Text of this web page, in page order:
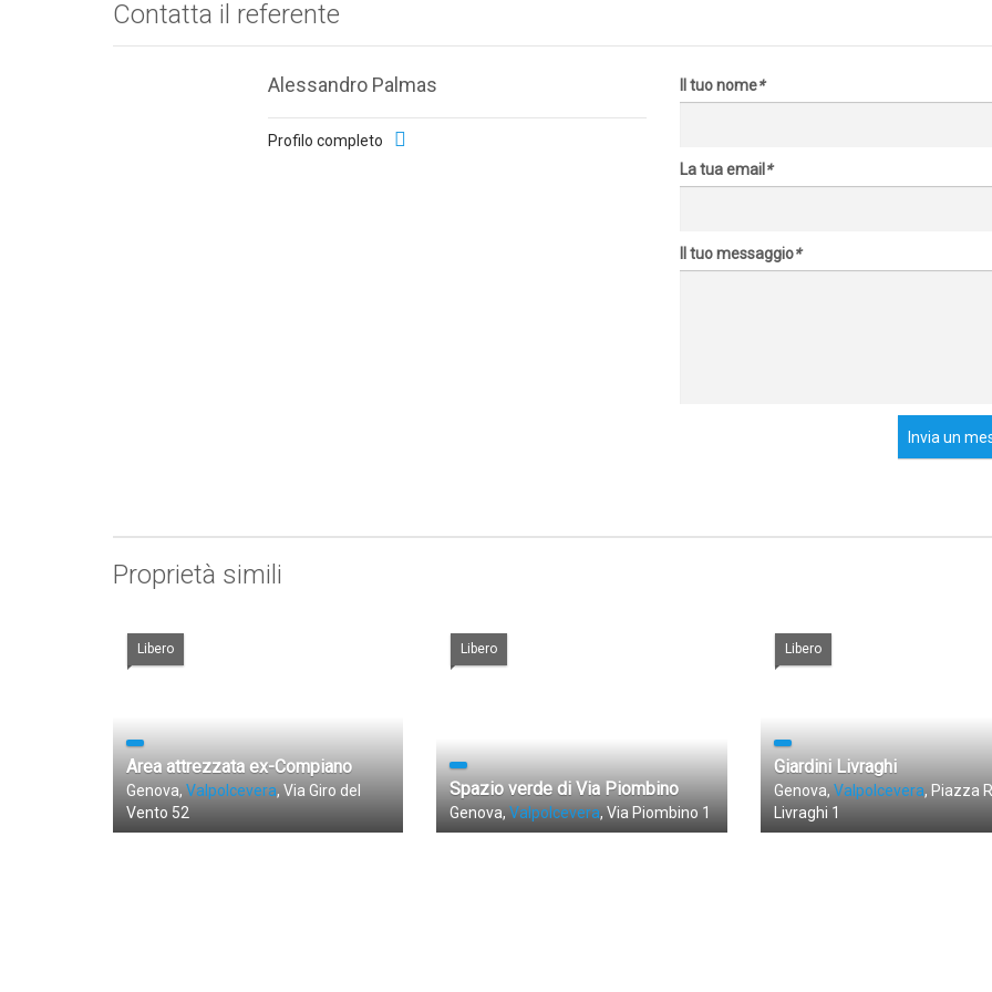
Contatta il referente
Alessandro Palmas
Profilo completo
Il tuo nome*
La tua email *
Il tuo messaggio*
Invia un
Proprietà simili
Libero
Area attrezzata ex-Compiano
Genova, Valpolcevera, Via Giro del
Vento 52
Libero
Spazio verde di Via Piombino
Genova,Valpolcevera, Via Piombino 1
Libero
Giardini Livraghi
Genova, Valpolcevera, Piazza
Livraghi 1